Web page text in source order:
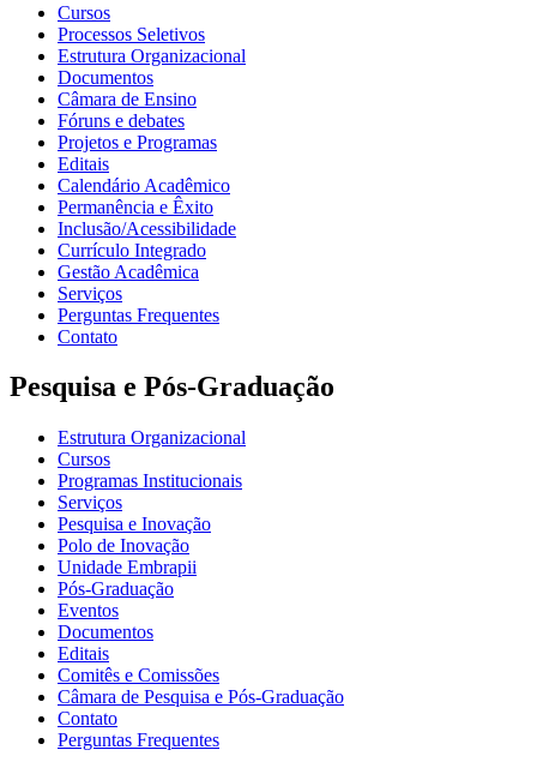
Cursos
Processos Seletivos
Estrutura Organizacional
Documentos
Câmara de Ensino
Fóruns e debates
Projetos e Programas
Editais
Calendário Acadêmico
Permanência e Êxito
Inclusão/Acessibilidade
Currículo Integrado
Gestão Acadêmica
Serviços
Perguntas Frequentes
Contato
Pesquisa e Pós-Graduação
Estrutura Organizacional
Cursos
Programas Institucionais
Serviços
Pesquisa e Inovação
Polo de Inovação
Unidade Embrapii
Pós-Graduação
Eventos
Documentos
Editais
Comitês e Comissões
Câmara de Pesquisa e Pós-Graduação
Contato
Perguntas Frequentes